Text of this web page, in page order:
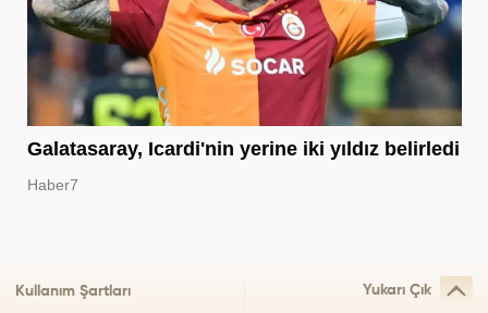
Galatasaray, Icardi'nin yerine iki yıldız belirledi
Haber7
Kullanım Şartları Yukarı Çık